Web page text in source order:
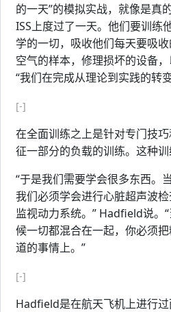
的一天”的模拟实战，就像是
ISS上度过了一天。他们要训练
学的一切，吸收他们每天要吸
空气的样本，修理损坏的设备，
“我们在完成从理论到实践的转
[-]
在全面训练之上是针对专门技
征一部分的负载的训练。这种训
“于是我们需要学会很多东西。
我们必须学会进行心脏超声波
监视动力系统。” Hadfield说。
候一切都混合在一起，你必须
道的事情上。”
[-]
Hadfield是在航天飞机上进行